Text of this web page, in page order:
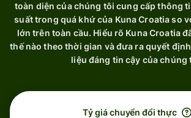
toàn diện của chúng tôi cung cấp thông
suất trong quá khứ của Kuna Croatia so
lớn trên toàn cầu. Hiểu rõ Kuna Croatia
thế nào theo thời gian và đưa ra quyết
liệu đáng tin cậy của chúng
Tỷ giá chuyển đổi thực